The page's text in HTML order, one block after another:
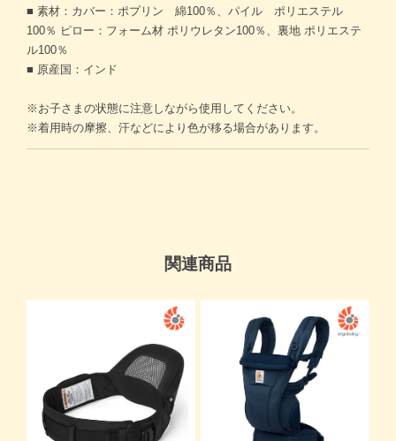
■ 素材：カバー：ポプリン 綿100％、パイル ポリエステル
100％ ピロー：フォーム材 ポリウレタン100％、裏地 ポリエステ
ル100％
■ 原産国：インド
※お子さまの状態に注意しながら使用してください。
※着用時の摩擦、汗などにより色が移る場合があります。
関連商品